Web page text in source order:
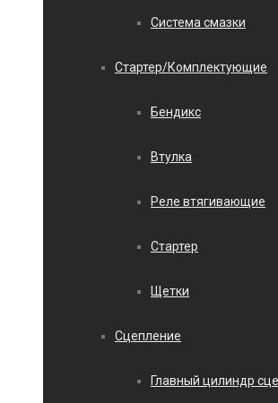
Система смазки
Стартер/Комплектующие
Бендикс
Втулка
Реле втягивающие
Стартер
Щетки
Сцепление
Главный цилиндр